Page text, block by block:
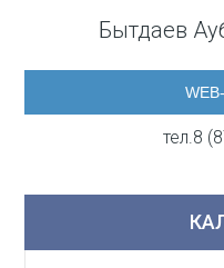
Бытдаев
тел.8